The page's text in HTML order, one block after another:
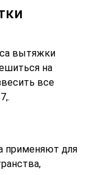
вытяжки
на
все
применяют для